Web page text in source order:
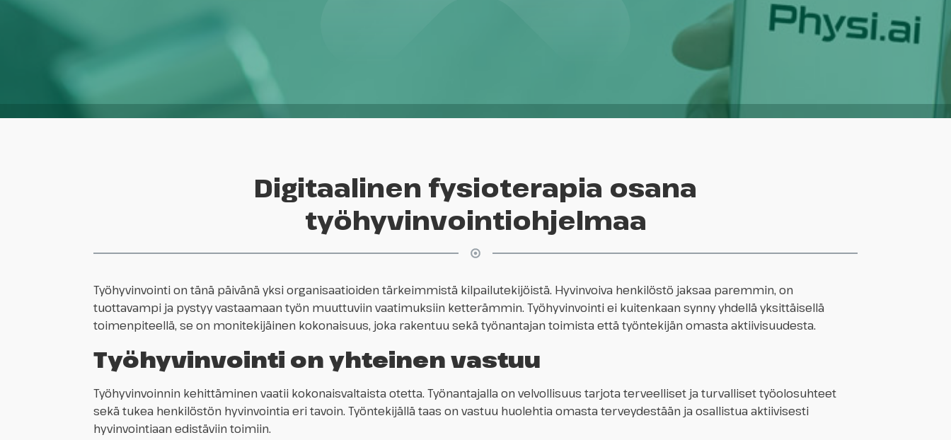
Digitaalinen fysioterapia osana
työhyvinvointiohjelmaa
Työhyvinvointi on tänä päivänä yksi organisaatioiden tärkeimmistä kilpailutekijöistä. Hyvinvoiva henkilöstö jaksaa paremmin, on
tuottavampi ja pystyy vastaamaan työn muuttuviin vaatimuksiin ketterämmin. Työhyvinvointi ei kuitenkaan synny yhdellä yksittäisellä
toimenpiteellä, se on monitekijäinen kokonaisuus, joka rakentuu sekä työnantajan toimista että työntekijän omasta aktiivisuudesta.
Työhyvinvointi on yhteinen vastuu
Työhyvinvoinnin kehittäminen vaatii kokonaisvaltaista otetta. Työnantajalla on velvollisuus tarjota terveelliset ja turvalliset työolosuhteet
sekä tukea henkilöstön hyvinvointia eri tavoin. Työntekijällä taas on vastuu huolehtia omasta terveydestään ja osallistua aktiivisesti
hyvinvointiaan edistäviin toimiin.